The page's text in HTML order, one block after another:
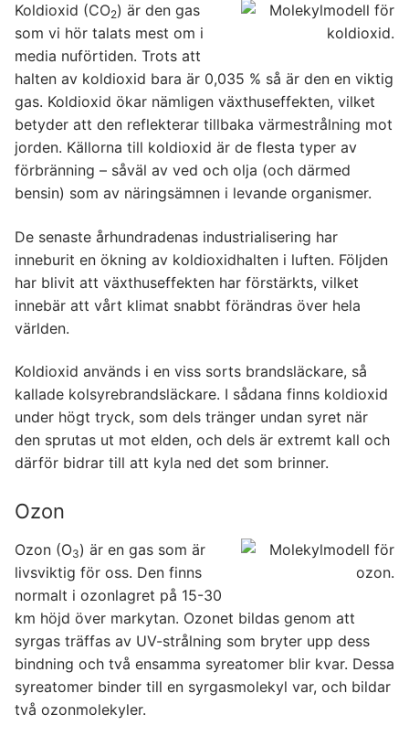
Koldioxid (CO2) är den gas
som vi hör talats mest om i
media nuförtiden. Trots att
halten av koldioxid bara är 0,035 % så är den en viktig
gas. Koldioxid ökar nämligen växthuseffekten, vilket
betyder att den reflekterar tillbaka värmestrålning mot
jorden. Källorna till koldioxid är de flesta typer av
förbränning – såväl av ved och olja (och därmed
bensin) som av näringsämnen i levande organismer.
De senaste århundradenas industrialisering har
inneburit en ökning av koldioxidhalten i luften. Följden
har blivit att växthuseffekten har förstärkts, vilket
innebär att vårt klimat snabbt förändras över hela
världen.
Koldioxid används i en viss sorts brandsläckare, så
kallade kolsyrebrandsläckare. I sådana finns koldioxid
under högt tryck, som dels tränger undan syret när
den sprutas ut mot elden, och dels är extremt kall och
därför bidrar till att kyla ned det som brinner.
Ozon
Ozon (O3) är en gas som är
livsviktig för oss. Den finns
normalt i ozonlagret på 15-30
km höjd över markytan. Ozonet bildas genom att
syrgas träffas av UV-strålning som bryter upp dess
bindning och två ensamma syreatomer blir kvar. Dessa
syreatomer binder till en syrgasmolekyl var, och bildar
två ozonmolekyler.